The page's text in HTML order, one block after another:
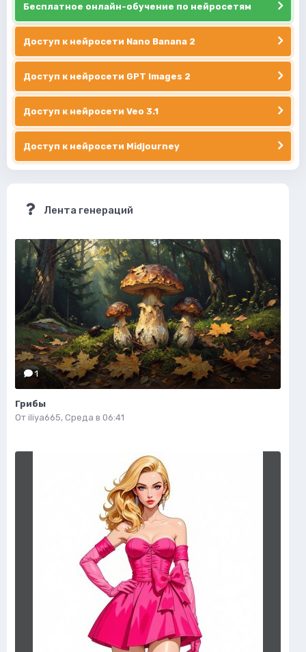
Бесплатное онлайн-обучение по нейросетям
Доступ к нейросети Nano Banana 2
Доступ к нейросети GPT Images 2
Доступ к нейросети Veo 3.1
Доступ к нейросети Midjourney
Лента генераций
1
Грибы
От iliya665, Среда в 06:41